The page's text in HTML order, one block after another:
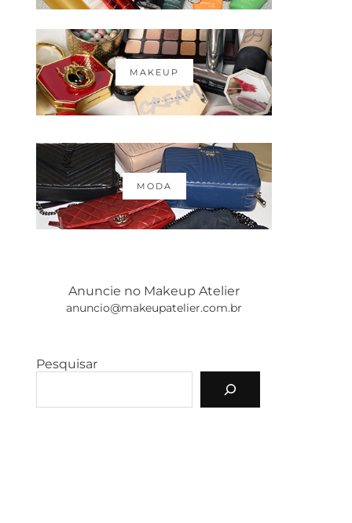
MAKEUP
MODA
Anuncie no Makeup Atelier
anuncio@makeupatelier.com.br
Pesquisar